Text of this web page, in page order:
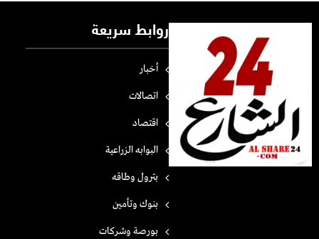
روابط سريعة
أخبار
اتصالات
اقتصاد
البوابه الزراعية
بترول وطاقه
بنوك وتأمين
بورصة وشركات